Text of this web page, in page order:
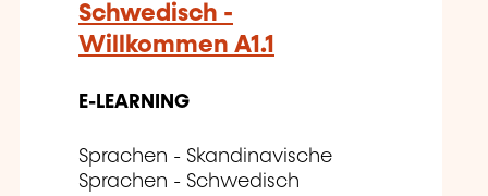
Schwedisch -
Willkommen A1.1
E-LEARNING
Sprachen - Skandinavische
Sprachen - Schwedisch